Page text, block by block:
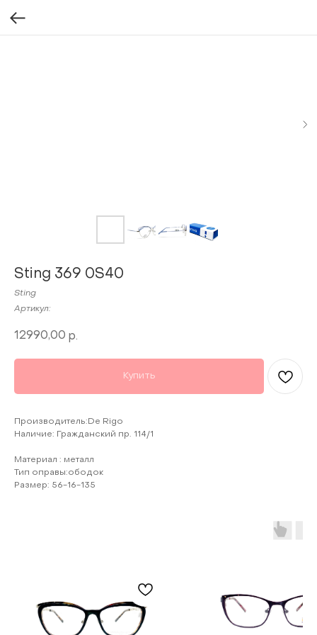
Sting 369 0S40
Sting
Артикул:
12990,00 р.
Купить
Производитель:De Rigo
Наличие: Гражданский пр. 114/1
Материал : металл
Тип оправы:ободок
Размер: 56-16-135